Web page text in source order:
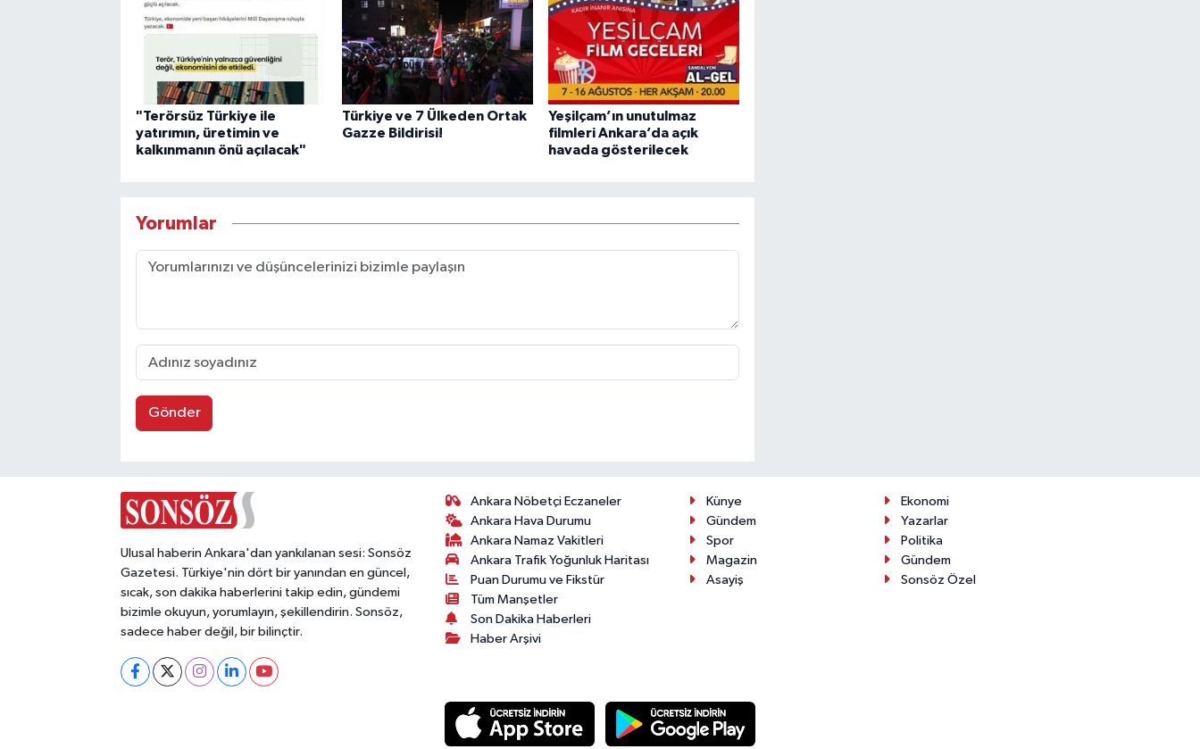
"Terörsüz Türkiye ile
yatırımın, üretimin ve
kalkınmanın önü açılacak"
Türkiye ve 7 Ülkeden Ortak
Gazze Bildirisi!
Yeşilçam’ın unutulmaz
filmleri Ankara’da açık
havada gösterilecek
Yorumlar
Gönder
Ulusal haberin Ankara'dan yankılanan sesi: Sonsöz
Gazetesi. Türkiye'nin dört bir yanından en güncel,
sıcak, son dakika haberlerini takip edin, gündemi
bizimle okuyun, yorumlayın, şekillendirin. Sonsöz,
sadece haber değil, bir bilinçtir.
Ankara Nöbetçi Eczaneler
Ankara Hava Durumu
Ankara Namaz Vakitleri
Ankara Trafik Yoğunluk Haritası
Puan Durumu ve Fikstür
Tüm Manşetler
Son Dakika Haberleri
Haber Arşivi
Künye
Ekonomi
Gündem
Yazarlar
Spor
Politika
Magazin
Gündem
Asayiş
Sonsöz Özel